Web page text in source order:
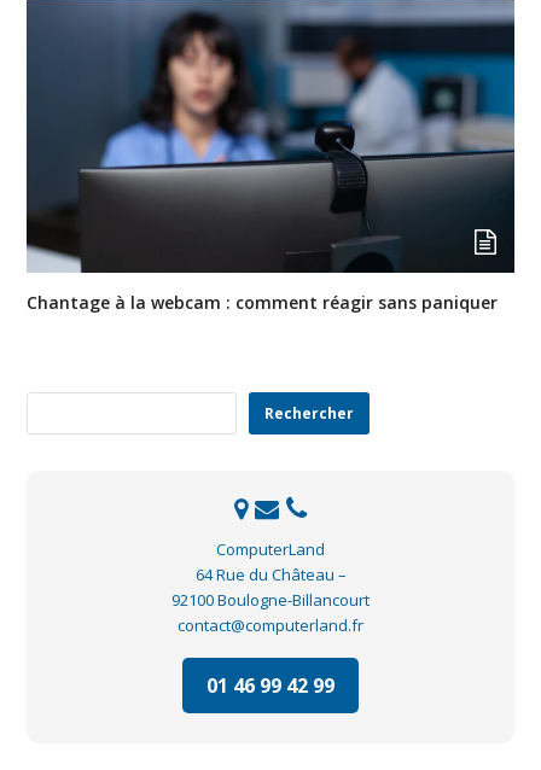
Chantage à la webcam : comment réagir sans paniquer
Rechercher
ComputerLand
64 Rue du Château –
92100 Boulogne-Billancourt
contact@computerland.fr
01 46 99 42 99